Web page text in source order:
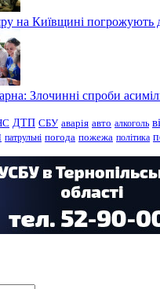
на Київщині погрожують
Злочинні спроби
ДТП СБУ аварія авто алкоголь
патрульні погода пожежа політика